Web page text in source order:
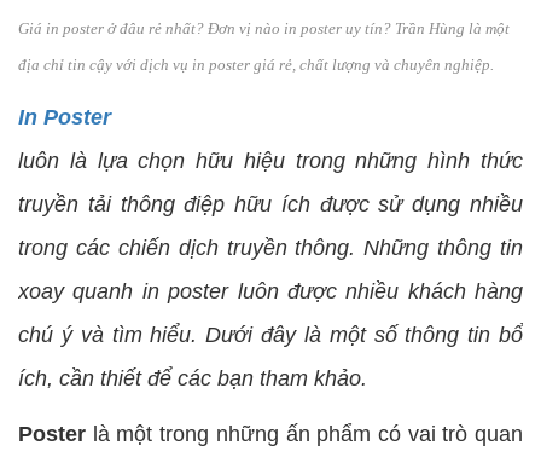
Giá in poster ở đâu rẻ nhất? Đơn vị nào in poster uy tín? Trần Hùng là một
địa chỉ tin cậy với dịch vụ in poster giá rẻ, chất lượng và chuyên nghiệp.
In Poster
luôn là lựa chọn hữu hiệu trong những hình thức
truyền tải thông điệp hữu ích được sử dụng nhiều
trong các chiến dịch truyền thông. Những thông tin
xoay quanh in poster luôn được nhiều khách hàng
chú ý và tìm hiểu. Dưới đây là một số thông tin bổ
ích, cần thiết để các bạn tham khảo.
Poster là một trong những ấn phẩm có vai trò quan